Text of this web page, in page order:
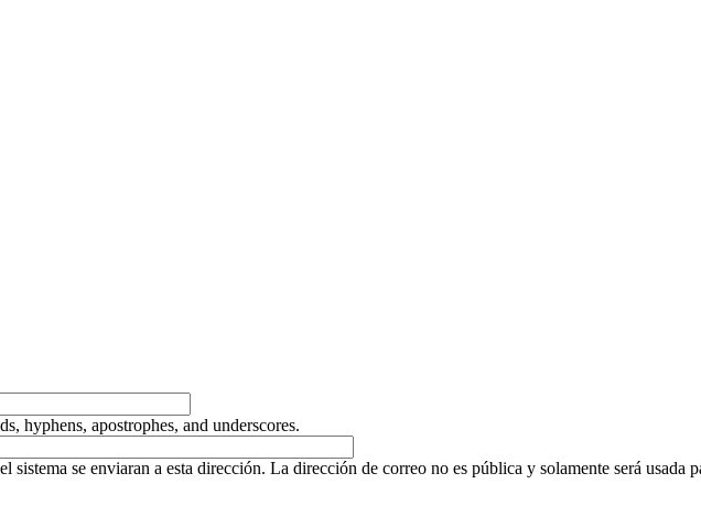
hyphens, apostrophes, and underscores.
se enviaran a esta dirección. La dirección de correo no es pública y solamente será usada